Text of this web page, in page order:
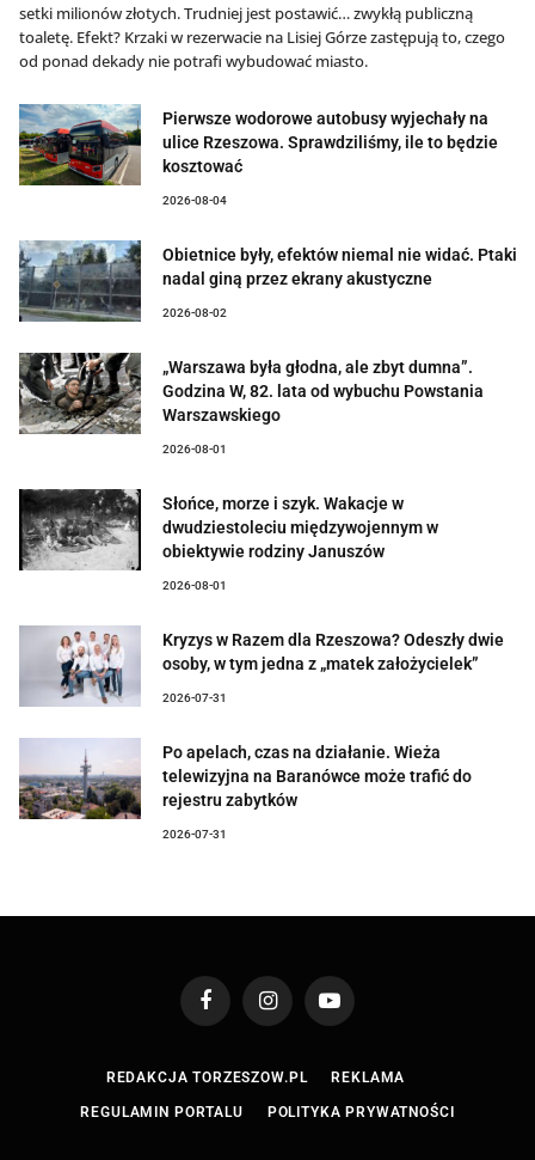
setki milionów złotych. Trudniej jest postawić… zwykłą publiczną
toaletę. Efekt? Krzaki w rezerwacie na Lisiej Górze zastępują to, czego
od ponad dekady nie potrafi wybudować miasto.
Pierwsze wodorowe autobusy wyjechały na
ulice Rzeszowa. Sprawdziliśmy, ile to będzie
kosztować
2026-08-04
Obietnice były, efektów niemal nie widać. Ptaki
nadal giną przez ekrany akustyczne
2026-08-02
„Warszawa była głodna, ale zbyt dumna”.
Godzina W, 82. lata od wybuchu Powstania
Warszawskiego
2026-08-01
Słońce, morze i szyk. Wakacje w
dwudziestoleciu międzywojennym w
obiektywie rodziny Januszów
2026-08-01
Kryzys w Razem dla Rzeszowa? Odeszły dwie
osoby, w tym jedna z „matek założycielek”
2026-07-31
Po apelach, czas na działanie. Wieża
telewizyjna na Baranówce może trafić do
rejestru zabytków
2026-07-31
FacebookInstagramYouTube
REDAKCJA TORZESZOW.PL REKLAMA
REGULAMIN PORTALU POLITYKA PRYWATNOŚCI